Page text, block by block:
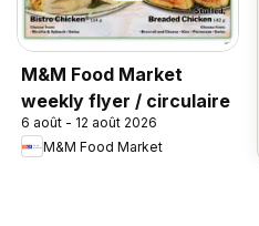
M&M Food Market
weekly flyer / circulaire
6 août - 12 août 2026
M&M Food Market